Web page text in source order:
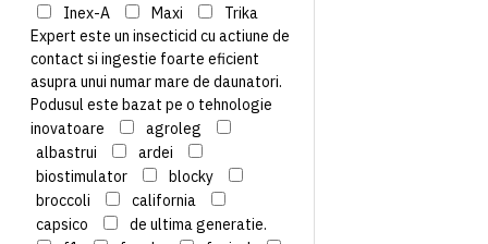
Seminte semiprofesionale de
legume Tavi alveolare
Tuburi polietilena
Turba substrat
Accesorii sere
si solarii
CLAUSE VEGETABLE SEEDS
CORA SEEDS
CORTEVA COSMOCEL
DEKALB - MONSANTO
5 L35 1 L44
20 L 5 0.5
KG17 1 KG14
5 KG 5
Inex-A
Maxi
Trika
Expert este un insecticid cu actiune de
contact si ingestie foarte eficient
asupra unui numar mare de daunatori.
Podusul este bazat pe o tehnologie
inovatoare
agroleg
albastrui
ardei
biostimulator
blocky
broccoli
california
capsico
de ultima generatie.